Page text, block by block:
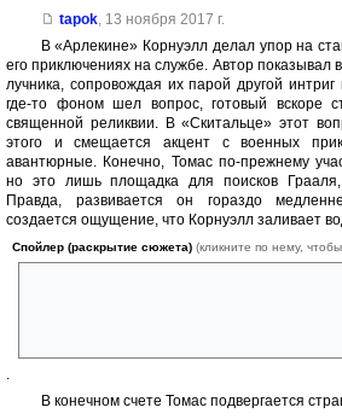
tapok, 13 ноября 2017 г.
В «Арлекине» Корнуэлл делал упор на
его приключениях на службе. Автор показывал
лучника, сопровождая их парой другой
где-то фоном шел вопрос, готовый вскоре
священной реликвии. В «Скитальце» этот
этого и смещается акцент с военных
авантюрные. Конечно, Томас по-прежнему
но это лишь площадка для поисков
Правда, развивается он гораздо
создается ощущение, что Корнуэлл заливает
Спойлер (раскрытие сюжета) (кликните по нему,
В конечном счете Томас подвергается